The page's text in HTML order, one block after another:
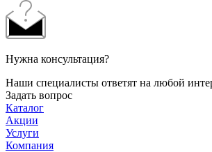
Нужна консультация?
Наши специалисты ответят на любой
Задать вопрос
Каталог
Акции
Услуги
Компания